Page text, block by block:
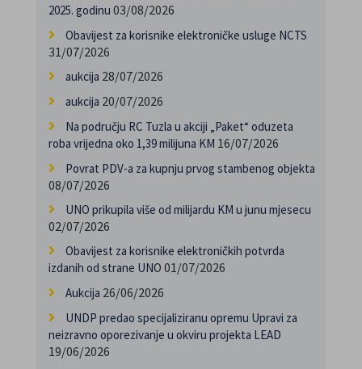
2025. godinu 03/08/2026
Obavijest za korisnike elektroničke usluge NCTS
31/07/2026
aukcija 28/07/2026
aukcija 20/07/2026
Na području RC Tuzla u akciji „Paket“ oduzeta
roba vrijedna oko 1,39 milijuna KM 16/07/2026
Povrat PDV-a za kupnju prvog stambenog objekta
08/07/2026
UNO prikupila više od milijardu KM u junu mjesecu
02/07/2026
Obavijest za korisnike elektroničkih potvrda
izdanih od strane UNO 01/07/2026
Aukcija 26/06/2026
UNDP predao specijaliziranu opremu Upravi za
neizravno oporezivanje u okviru projekta LEAD
19/06/2026